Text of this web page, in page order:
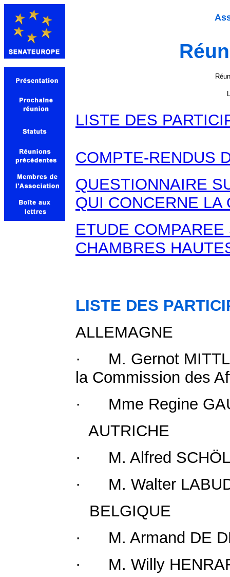
LISTE DES
COMPTE-RENDUS
QUESTIONNAIRE
QUI CONCERNE LA
ETUDE
CHAMBRES
LISTE DES
ALLEMAGNE
· M. Gernot
la Commission des
· Mme Regine
AUTRICHE
· M. Alfred
· M. Walter
BELGIQUE
· M. Armand DE
· M. Willy